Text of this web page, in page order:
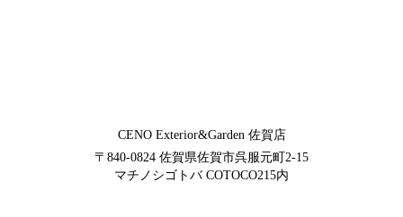
CENO Exterior&Garden佐賀店
〒840-0824 佐賀県佐賀市呉服元町2-15
マチノシゴトバ COTOCO215内